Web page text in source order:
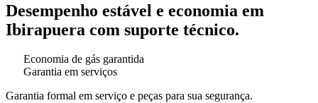
Desempenho estável e economia em
Ibirapuera com suporte técnico.
Economia de gás garantida
Garantia em serviços
Garantia formal em serviço e peças para sua segurança.